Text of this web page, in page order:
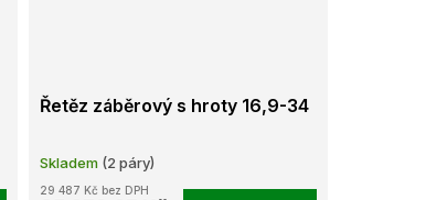
Řetěz záběrový s hroty 16,9-34
Skladem (2 páry)
29 487 Kč bez DPH